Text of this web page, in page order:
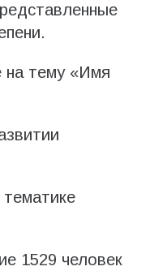
на тему «Имя
1529 человек